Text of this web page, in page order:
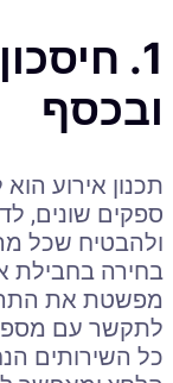
1.
ובכסף
תכנון אירוע
ספקים שונים,
ולהבטיח שכל
בחירה בחבילת
מפשטת את
לתקשר עם
כל השירותים